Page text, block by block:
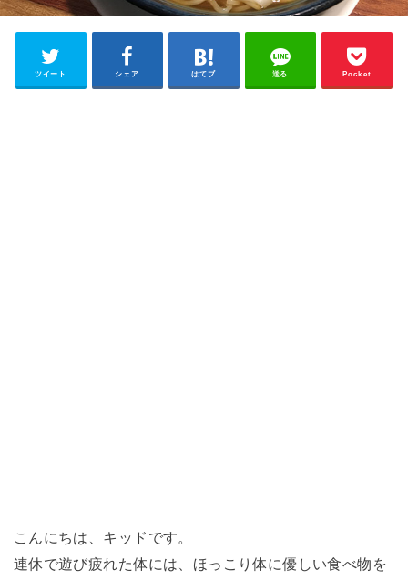
ツイート シェア はてブ 送る Pocket
こんにちは、キッドです。
連休で遊び疲れた体には、ほっこり体に優しい食べ物を